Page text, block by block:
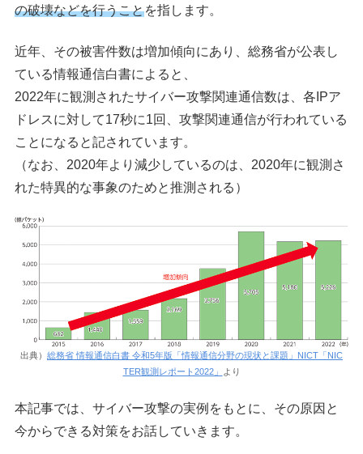
の破壊などを行うことを指します。
近年、その被害件数は増加傾向にあり、総務省が公表し
ている情報通信白書によると、
2022年に観測されたサイバー攻撃関連通信数は、各IPア
ドレスに対して17秒に1回、攻撃関連通信が行われている
ことになると記されています。
（なお、2020年より減少しているのは、2020年に観測さ
れた特異的な事象のためと推測される）
出典） 総務省 情報通信白書 令和5年版「情報通信分野の現状と課題」NICT「NIC
TER観測レポート2022」
より
本記事では、サイバー攻撃の実例をもとに、その原因と
今からできる対策をお話していきます。